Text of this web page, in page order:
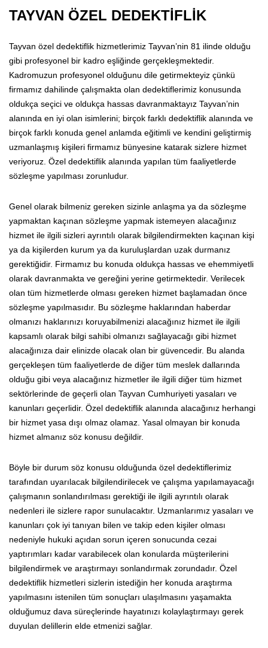
TAYVAN ÖZEL DEDEKTİFLİK
Tayvan özel dedektiflik hizmetlerimiz Tayvan’nin 81 ilinde olduğu
gibi profesyonel bir kadro eşliğinde gerçekleşmektedir.
Kadromuzun profesyonel olduğunu dile getirmekteyiz çünkü
firmamız dahilinde çalışmakta olan dedektiflerimiz konusunda
oldukça seçici ve oldukça hassas davranmaktayız Tayvan’nin
alanında en iyi olan isimlerini; birçok farklı dedektiflik alanında ve
birçok farklı konuda genel anlamda eğitimli ve kendini geliştirmiş
uzmanlaşmış kişileri firmamız bünyesine katarak sizlere hizmet
veriyoruz. Özel dedektiflik alanında yapılan tüm faaliyetlerde
sözleşme yapılması zorunludur.
Genel olarak bilmeniz gereken sizinle anlaşma ya da sözleşme
yapmaktan kaçınan sözleşme yapmak istemeyen alacağınız
hizmet ile ilgili sizleri ayrıntılı olarak bilgilendirmekten kaçınan kişi
ya da kişilerden kurum ya da kuruluşlardan uzak durmanız
gerektiğidir. Firmamız bu konuda oldukça hassas ve ehemmiyetli
olarak davranmakta ve gereğini yerine getirmektedir. Verilecek
olan tüm hizmetlerde olması gereken hizmet başlamadan önce
sözleşme yapılmasıdır. Bu sözleşme haklarından haberdar
olmanızı haklarınızı koruyabilmenizi alacağınız hizmet ile ilgili
kapsamlı olarak bilgi sahibi olmanızı sağlayacağı gibi hizmet
alacağınıza dair elinizde olacak olan bir güvencedir. Bu alanda
gerçekleşen tüm faaliyetlerde de diğer tüm meslek dallarında
olduğu gibi veya alacağınız hizmetler ile ilgili diğer tüm hizmet
sektörlerinde de geçerli olan Tayvan Cumhuriyeti yasaları ve
kanunları geçerlidir. Özel dedektiflik alanında alacağınız herhangi
bir hizmet yasa dışı olmaz olamaz. Yasal olmayan bir konuda
hizmet almanız söz konusu değildir.
Böyle bir durum söz konusu olduğunda özel dedektiflerimiz
tarafından uyarılacak bilgilendirilecek ve çalışma yapılamayacağı
çalışmanın sonlandırılması gerektiği ile ilgili ayrıntılı olarak
nedenleri ile sizlere rapor sunulacaktır. Uzmanlarımız yasaları ve
kanunları çok iyi tanıyan bilen ve takip eden kişiler olması
nedeniyle hukuki açıdan sorun içeren sonucunda cezai
yaptırımları kadar varabilecek olan konularda müşterilerini
bilgilendirmek ve araştırmayı sonlandırmak zorundadır. Özel
dedektiflik hizmetleri sizlerin istediğin her konuda araştırma
yapılmasını istenilen tüm sonuçları ulaşılmasını yaşamakta
olduğumuz dava süreçlerinde hayatınızı kolaylaştırmayı gerek
duyulan delillerin elde etmenizi sağlar.